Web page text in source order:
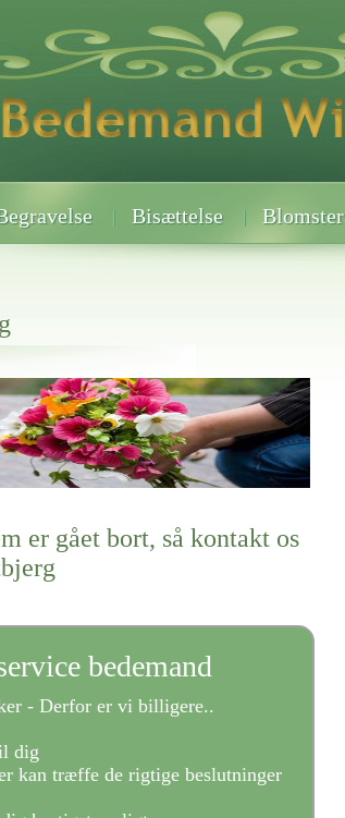
Bisættelse Blomster
gælder
er gået bort, så kontakt os
bedemand
- Derfor er vi billigere..
dig
kan træffe de rigtige beslutninger